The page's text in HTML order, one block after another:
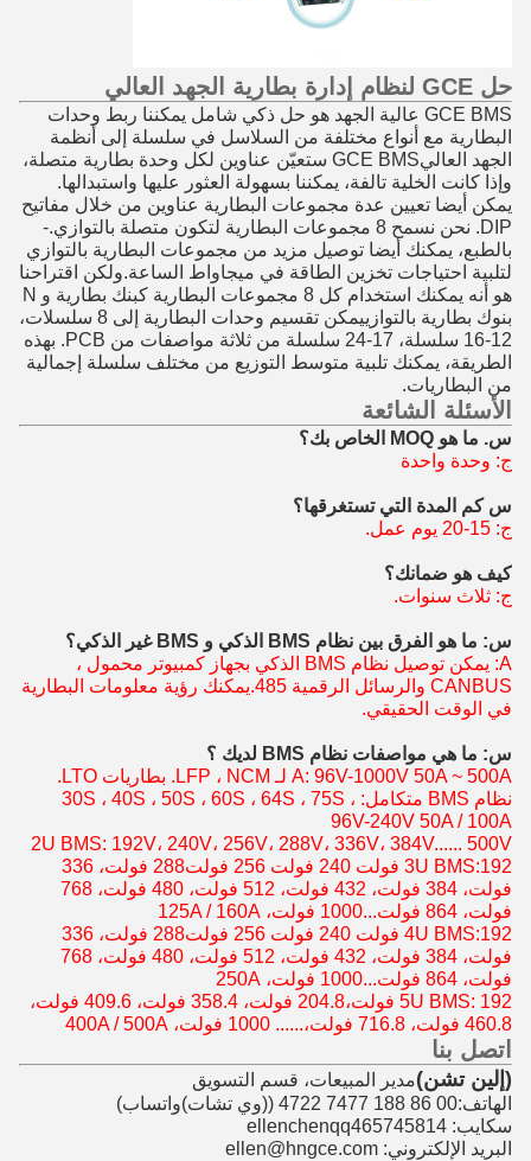
حل GCE لنظام إدارة بطارية الجهد العالي
GCE BMS عالية الجهد هو حل ذكي شامل يمكننا ربط وحدات
البطارية مع أنواع مختلفة من السلاسل في سلسلة إلى أنظمة
الجهد العاليGCE BMS ستعيّن عناوين لكل وحدة بطارية متصلة،
وإذا كانت الخلية تالفة، يمكننا بسهولة العثور عليها واستبدالها.
يمكن أيضا تعيين عدة مجموعات البطارية عناوين من خلال مفاتيح
DIP. نحن نسمح 8 مجموعات البطارية لتكون متصلة بالتوازي.-
بالطبع، يمكنك أيضا توصيل مزيد من مجموعات البطارية بالتوازي
لتلبية احتياجات تخزين الطاقة في ميجاواط الساعة.ولكن اقتراحنا
هو أنه يمكنك استخدام كل 8 مجموعات البطارية كبنك بطارية و N
بنوك بطارية بالتوازييمكن تقسيم وحدات البطارية إلى 8 سلسلات،
12-16 سلسلة، 17-24 سلسلة من ثلاثة مواصفات من PCB. بهذه
الطريقة، يمكنك تلبية متوسط التوزيع من مختلف سلسلة إجمالية
من البطاريات.
الأسئلة الشائعة
س. ما هو MOQ الخاص بك؟
ج: وحدة واحدة
س كم المدة التي تستغرقها؟
ج: 15-20 يوم عمل.
كيف هو ضمانك؟
ج: ثلاث سنوات.
س: ما هو الفرق بين نظام BMS الذكي و BMS غير الذكي؟
A: يمكن توصيل نظام BMS الذكي بجهاز كمبيوتر محمول ،
CANBUS و
الرسائل الرقمية 485.
يمكنك رؤية معلومات البطارية
في الوقت الحقيقي.
س: ما هي مواصفات نظام BMS لديك ؟
A: 96V-1000V 50A ~ 500A لـ LFP ، NCM. بطاريات LTO.
نظام BMS متكامل: 30S ، 40S ، 50S ، 60S ، 64S ، 75S ،
96V-240V 50A / 100A
2U BMS: 192V، 240V، 256V، 288V، 336V، 384V...... 500V
3U BMS:192 فولت 240 فولت 256 فولت
288 فولت، 336
فولت، 384 فولت، 432 فولت، 512 فولت، 480 فولت، 768
فولت، 864 فولت...
1000 فولت، 125A / 160A
4U BMS:192 فولت 240 فولت 256 فولت
288 فولت، 336
فولت، 384 فولت، 432 فولت، 512 فولت، 480 فولت، 768
فولت، 864 فولت...
1000 فولت، 250A
5U BMS: 192 فولت،204.8 فولت، 358.4 فولت، 409.6 فولت،
460.8 فولت، 716.8 فولت،...... 1000 فولت، 400A / 500A
اتصل بنا
(إلين تشن)مدير المبيعات، قسم التسويق
الهاتف:00 86 188 7477 4722 (
(وي تشات)واتساب)
سكايب: ellenchenqq465745814
البريد الإلكتروني: ellen@hngce.com